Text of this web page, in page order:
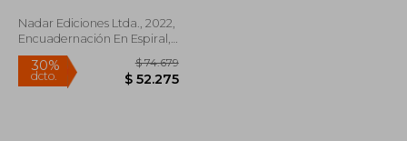
Nadar Ediciones Ltda., 2022,
Encuadernación En Espiral,
Nuevo